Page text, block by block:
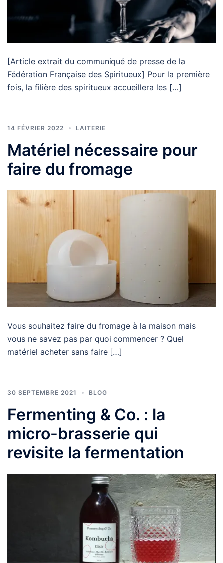
[Article extrait du communiqué de presse de la
Fédération Française des Spiritueux] Pour la première
fois, la filière des spiritueux accueillera les […]
14 FÉVRIER 2022 LAITERIE
Matériel nécessaire pour
faire du fromage
Vous souhaitez faire du fromage à la maison mais
vous ne savez pas par quoi commencer ? Quel
matériel acheter sans faire […]
30 SEPTEMBRE 2021 BLOG
Fermenting & Co. : la
micro-brasserie qui
revisite la fermentation